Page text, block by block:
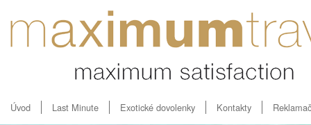
Úvod Last Minute Exotické dovolenky Kontakty